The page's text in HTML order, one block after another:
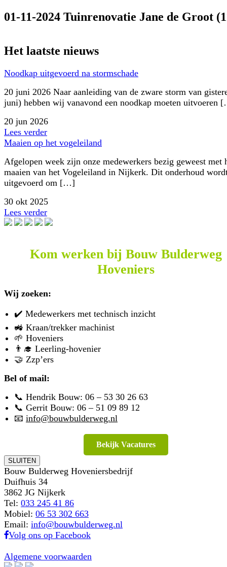
01-11-2024 Tuinrenovatie Jane de Groot
Het laatste nieuws
Noodkap uitgevoerd na stormschade
20 juni 2026 Naar aanleiding van de zware storm van
juni) hebben wij vanavond een noodkap moeten uitvoeren
20 jun 2026
Lees verder
Maaien op het vogeleiland
Afgelopen week zijn onze medewerkers bezig geweest met
maaien van het Vogeleiland in Nijkerk. Dit onderhoud
uitgevoerd om […]
30 okt 2025
Lees verder
Kom werken bij Bouw Bulderweg
Hoveniers
Wij zoeken:
✔️ Medewerkers met technisch inzicht
🚜 Kraan/trekker machinist
🌱 Hoveniers
👨‍🎓 Leerling-hovenier
🤝 Zzp’ers
Bel of mail:
📞 Hendrik Bouw: 06 – 53 30 26 63
📞 Gerrit Bouw: 06 – 51 09 89 12
📧 info@bouwbulderweg.nl
Bekijk Vacatures
SLUITEN
Bouw Bulderweg Hoveniersbedrijf
Duifhuis 34
3862 JG Nijkerk
Tel: 033 245 41 86
Mobiel: 06 53 302 663
Email: info@bouwbulderweg.nl
Volg ons op Facebook
Algemene voorwaarden